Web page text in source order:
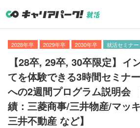
2028年卒 2029年卒 2030年卒 就活セミナー
【28卒, 29卒, 30卒限定】 イ
てを体験できる3時間セミナ
への2週間プログラム説明会
績：三菱商事/三井物産/マッ
三井不動産 など】